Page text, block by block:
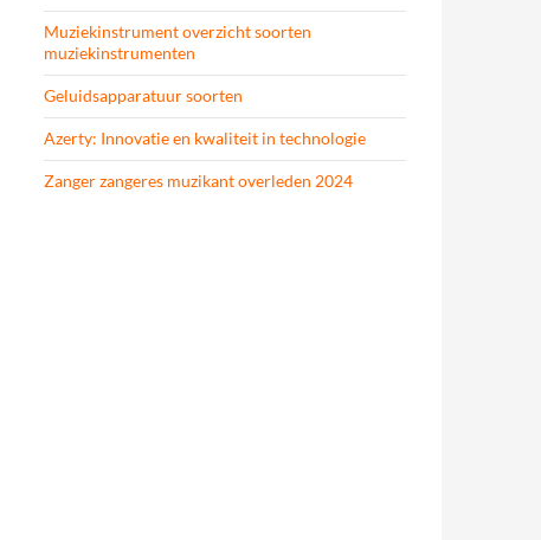
Muziekinstrument overzicht soorten
muziekinstrumenten
Geluidsapparatuur soorten
Azerty: Innovatie en kwaliteit in technologie
Zanger zangeres muzikant overleden 2024